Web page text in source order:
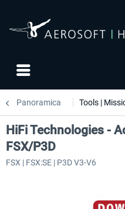
Panoramica Tools |
HiFi Technologies -
FSX/P3D
FSX | FSX:SE | P3D V3-V6